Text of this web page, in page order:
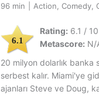
96 min Action, Comedy,
6.1
Rating: 6.1 /
Metascore: N/
20 milyon dolarlık banka
serbest kalır. Miami'ye
ajanları Steve ve Doug,